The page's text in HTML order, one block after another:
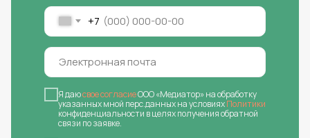
+7
Я даюсвое согласиеООО «Медиатор» на обработку
указанных мной перс.данных на условияхПолитики
конфиденциальности в целях получения обратной
связи по заявке.